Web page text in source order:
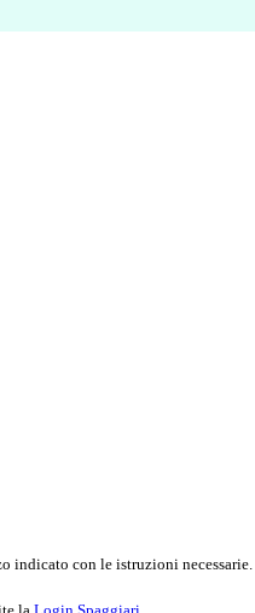
indicato con le istruzioni necessarie.